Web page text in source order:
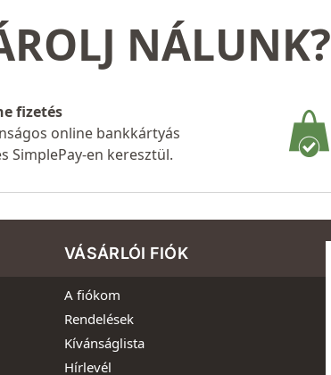
NÁLUNK?
fizetés
online bankkártyás
SimplePay-en keresztül.
VÁSÁRLÓI FIÓK
A fiókom
Rendelések
Kívánságlista
Hírlevél